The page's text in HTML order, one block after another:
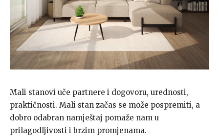
Mali stanovi uče partnere i dogovoru, urednosti,
praktičnosti. Mali stan začas se može pospremiti, a
dobro odabran namještaj pomaže nam u
prilagodljivosti i brzim promjenama.